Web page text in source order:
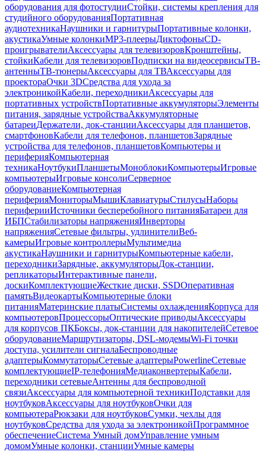
оборудования для фотостудииСтойки, системы крепления для
студийного оборудованияПортативная
аудиотехникаНаушники и гарнитурыПортативные колонки,
акустикаУмные колонкиMP3-плеерыДиктофоныCD-
проигрывателиАксессуары для телевизоровКронштейны,
стойкиКабели для телевизоровПодписки на видеосервисыТВ-
антенныТВ-тюнерыАксессуары для ТВАксессуары для
проектораОчки 3DСредства для ухода за
электроникойКабели, переходникиАксессуары для
портативных устройствПортативные аккумуляторыЭлементы
питания, зарядные устройстваАккумуляторные
батареиДержатели, док-станцииАксессуары для планшетов,
смартфоновКабели для телефонов, планшетовЗарядные
устройства для телефонов, планшетовКомпьютеры и
периферияКомпьютерная
техникаНоутбукиПланшетыМоноблокиКомпьютерыИгровые
компьютерыИгровые консолиСерверное
оборудованиеКомпьютерная
периферияМониторыМышиКлавиатурыСтилусыНаборы
периферииИсточники бесперебойного питанияБатареи для
ИБПСтабилизаторы напряженияИнверторы
напряженияСетевые фильтры, удлинителиВеб-
камерыИгровые контроллерыМультимедиа
акустикаНаушники и гарнитурыКомпьютерные кабели,
переходникиЗарядные, аккумуляторыДок-станции,
репликаторыИнтерактивные панели,
доскиКомплектующиеЖесткие диски, SSDОперативная
памятьВидеокартыКомпьютерные блоки
питанияМатеринские платыСистемы охлажденияКорпуса для
компьютеровПроцессорыОптические приводыАксессуары
для корпусов ПКБоксы, док-станции для накопителейСетевое
оборудованиеМаршрутизаторы, DSL-модемыWi-Fi точки
доступа, усилители сигналаБеспроводные
адаптерыКоммутаторыСетевые адаптерыPowerlineСетевые
комплектующиеIP-телефонияМедиаконвертерыКабели,
переходники сетевыеАнтенны для беспроводной
связиАксессуары для компьютерной техникиПодставки для
ноутбуковАксессуары для ноутбуковОчки для
компьютераРюкзаки для ноутбуковСумки, чехлы для
ноутбуковСредства для ухода за электроникойПрограммное
обеспечениеСистема Умный домУправление умным
домомУмные колонки, станцииУмные камеры